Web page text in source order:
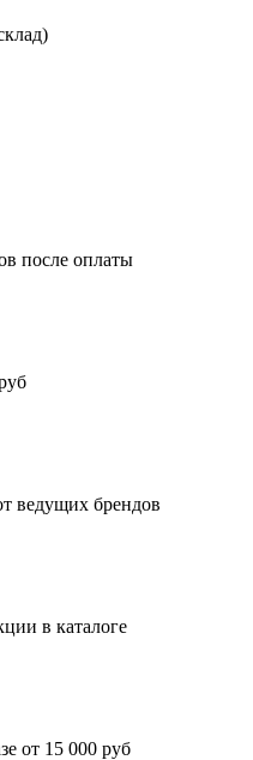
после оплаты
ведущих брендов
в каталоге
от 15 000 руб